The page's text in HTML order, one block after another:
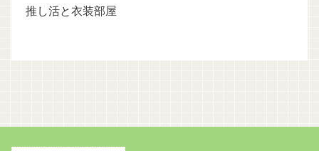
推し活と衣装部屋